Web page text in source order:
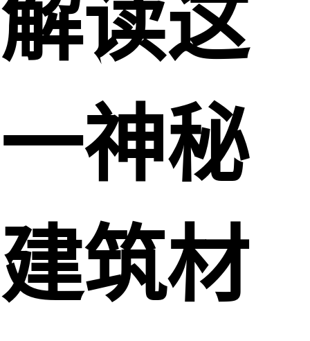
解读这
一神秘
建筑材